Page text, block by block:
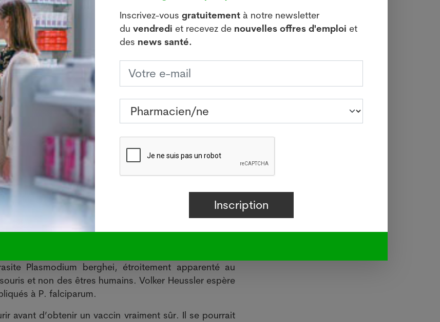
d’étranglement où il est possible d’attraper le
cité dans le communiqué.
échelle pour rechercher des gènes dont la perte ne
dans la phase hépatique. Pour ce faire, ils ont testé
différent avait été mis KO à chaque fois.
modifié présentant les propriétés requises: il a
pas été libéré dans le sang. Cet agent pathogène
efficace.
encore plus affaibli, comptant deux gènes mis
le deuxième gène bloque également le parasite
affaibli ont donné des résultats très prometteurs:
protégées contre le paludisme. Elles ne sont pas
Plasmodium berghei, étroitement apparenté au
et non des êtres humains. Volker Heussler espère
à P. falciparum.
avant d’obtenir un vaccin vraiment sûr. Il se pourrait
Inscrivez-vous gratuitement à notre newsletter
du vendredi et recevez de nouvelles offres d'emploi et
des news santé.